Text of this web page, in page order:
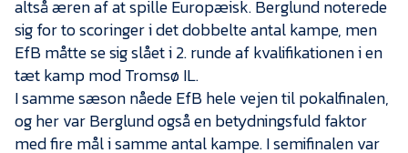
altså æren af at spille Europæisk. Berglund noterede
sig for to scoringer i det dobbelte antal kampe, men
EfB måtte se sig slået i 2. runde af kvalifikationen i en
tæt kamp mod Tromsø IL.
I samme sæson nåede EfB hele vejen til pokalfinalen,
og her var Berglund også en betydningsfuld faktor
med fire mål i samme antal kampe. I semifinalen var